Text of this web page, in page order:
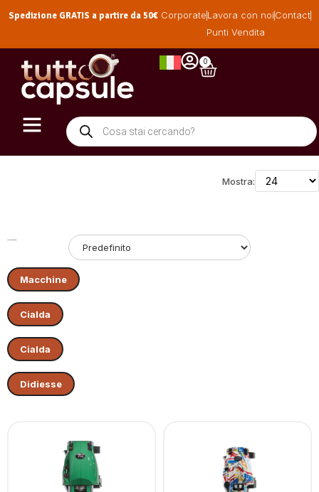
Spedizione GRATIS a partire da 50€ Corporate Lavora con noi Contact
Punti Vendita
0
Mostra:
Ordinamento:
Macchine
Cialda
Cialda
Didiesse